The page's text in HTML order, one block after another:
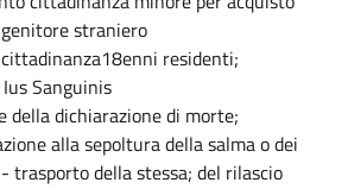
straniero
cittadinanza18enni residenti;
Sanguinis
della dichiarazione di morte;
alla sepoltura della salma o dei
trasporto della stessa; del rilascio